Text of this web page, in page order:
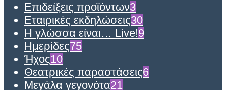
Επιδείξεις προϊόντων3
Εταιρικές εκδηλώσεις30
Η γλώσσα είναι… Live!9
Ημερίδες75
Ήχος10
Θεατρικές παραστάσεις6
Μεγάλα γεγονότα21